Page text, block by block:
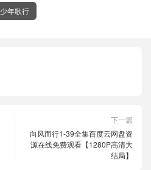
少年歌行
下一篇
向风而行1-39全集百度云网盘资
源在线免费观看【1280P高清大
结局】